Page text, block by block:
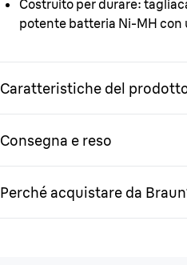
Costruito per durare:
potente batteria Ni-MH
Caratteristiche del
Consegna e reso
Perché acquistare da